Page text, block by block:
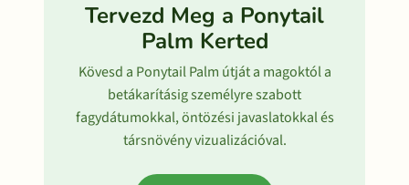
Tervezd Meg a Ponytail
Palm Kerted
Kövesd a Ponytail Palm útját a magoktól a
betákarításig személyre szabott
fagydátumokkal, öntözési javaslatokkal és
társnövény vizualizációval.